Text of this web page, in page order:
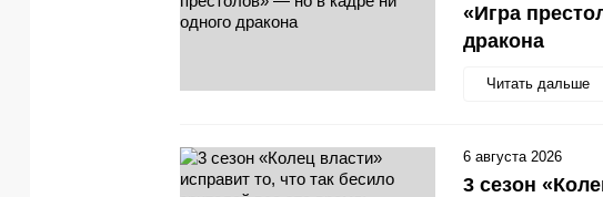
«Игра
дракона
Читать дальше
3 сезон
6 августа 2026